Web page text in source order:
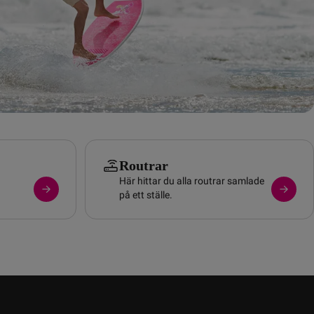
Routrar
Här hittar du alla routrar samlade
på ett ställe.